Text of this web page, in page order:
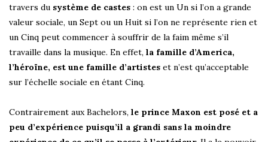
travers du système de castes : on est un Un si l’on a grande
valeur sociale, un Sept ou un Huit si l’on ne représente rien et
un Cinq peut commencer à souffrir de la faim même s’il
travaille dans la musique. En effet, la famille d’America,
l’héroïne, est une famille d’artistes et n’est qu’acceptable
sur l’échelle sociale en étant Cinq.
Contrairement aux Bachelors, le prince Maxon est posé et a
peu d’expérience puisqu’il a grandi sans la moindre